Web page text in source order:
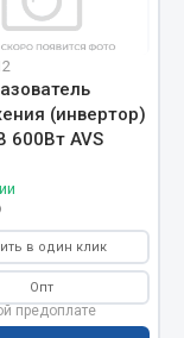
(инвертор)
600Вт AVS
в один клик
Опт
предоплате